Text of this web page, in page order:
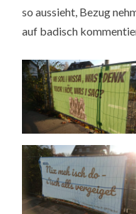
so aussieht, Bezug
auf badisch